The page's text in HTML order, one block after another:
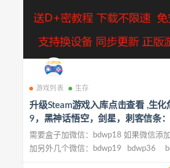
游戏列表 生存
升级Steam游戏入库点击查看 ,生化
9，黑神话悟空，剑星，刺客信条
需要盒子加微信：bdwp18 如果微信添
加另外几个微信：bdwp19 bdwp36